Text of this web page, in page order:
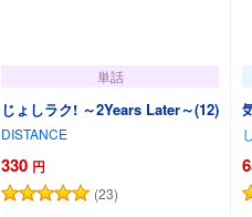
単話
じょしラク! ～2Years Later～(12)
DISTANCE
330 円
(23)
カートに追加